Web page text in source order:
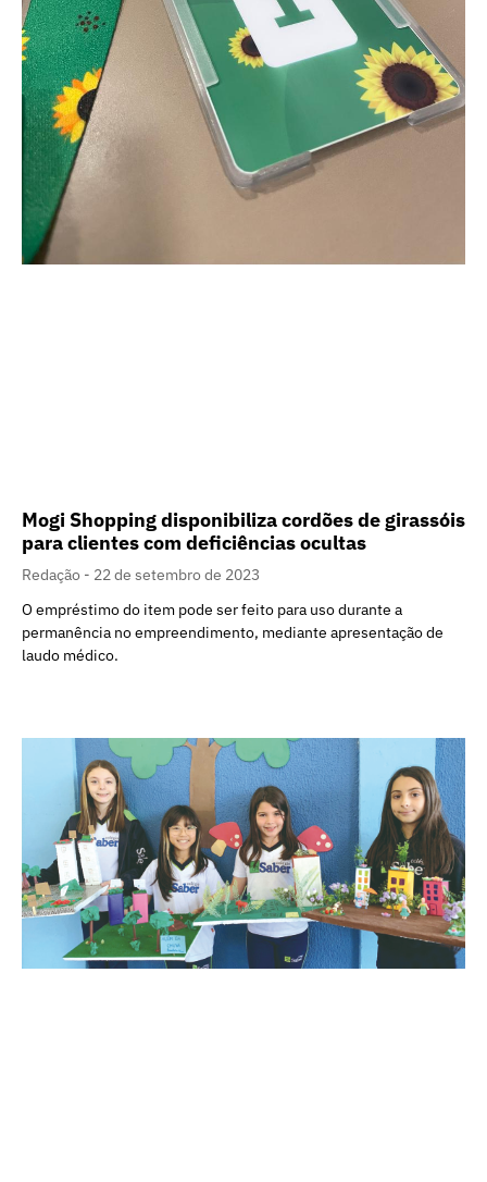
Mogi Shopping disponibiliza cordões de girassóis
para clientes com deficiências ocultas
Redação
22 de setembro de 2023
O empréstimo do item pode ser feito para uso durante a
permanência no empreendimento, mediante apresentação de
laudo médico.